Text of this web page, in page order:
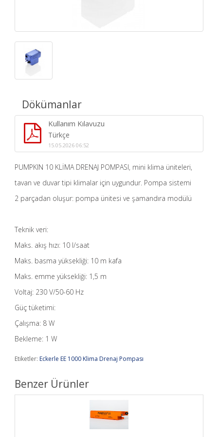
Dökümanlar
Kullanım Kılavuzu
Türkçe
15.05.2026 06:52
PUMPKIN 10 KLİMA DRENAJ POMPASI, mini klima üniteleri,
tavan ve duvar tipi klimalar için uygundur. Pompa sistemi
2 parçadan oluşur: pompa ünitesi ve şamandıra modülü
Teknik veri:
Maks. akış hızı: 10 l/saat
Maks. basma yüksekliği: 10 m kafa
Maks. emme yüksekliği: 1,5 m
Voltaj: 230 V/50-60 Hz
Güç tüketimi:
Çalışma: 8 W
Bekleme: 1 W
Etiketler: Eckerle EE 1000 Klima Drenaj Pompası
Benzer Ürünler